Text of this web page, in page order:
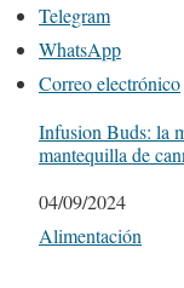
Telegram
WhatsApp
Correo electrónico
Infusion Buds: la
mantequilla de
Fecha
04/09/2024
Respecto a
Alimentación